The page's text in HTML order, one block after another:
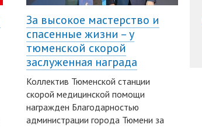
За высокое мастерство и
спасенные жизни – у
тюменской скорой
заслуженная награда
Коллектив Тюменской станции
скорой медицинской помощи
награжден Благодарностью
администрации города Тюмени за